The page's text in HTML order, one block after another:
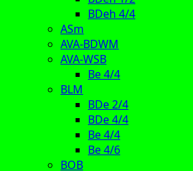
BDeh 4/4
ASm
AVA-BDWM
AVA-WSB
Be 4/4
BLM
BDe 2/4
BDe 4/4
Be 4/4
Be 4/6
BOB